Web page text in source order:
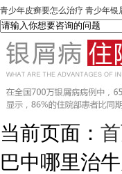
青少年皮癣要怎么治疗 青少年银
当前页面：
巴中哪里治